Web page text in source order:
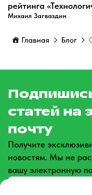
рейтинга
Михаил Загваздин
Главная Блог
статей на
почту
Получите
новостям. Мы не
вашу электронную